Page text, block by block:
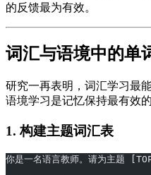
的反馈最为有效。
词汇与语境中的单
研究一再表明，词汇学习最
语境学习是记忆保持最有效
1. 构建主题词汇表
你是一名语言教师。请为主题